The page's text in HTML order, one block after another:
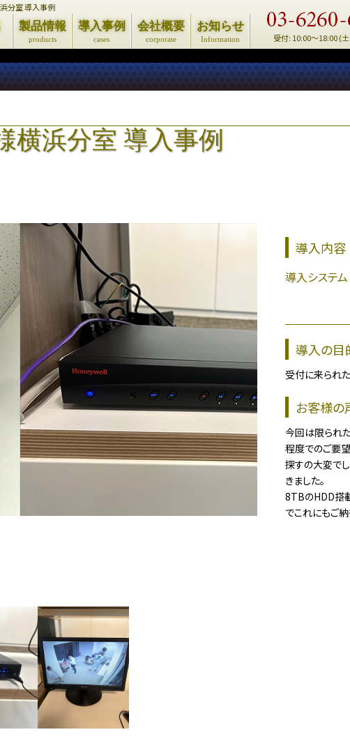
分室 導入事例
製品情報
products
導入事例
cases
会社概要
corporate
お知らせ
Information
受付: 10:00～18:00 (
横浜分室 導入事例
導入内容
導入システム
導入の目
受付に来られ
お客様の
今回は限られ
程度でのご要望
探すの大変で
きました。
8TBのHDD搭
でこれにもご納